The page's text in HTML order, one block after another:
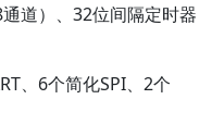
道）、32位间隔定时器
、6个简化SPI、2个